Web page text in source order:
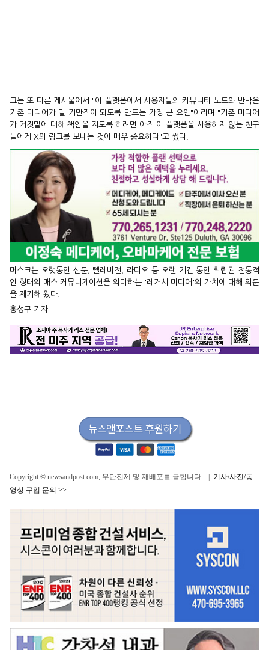
그는 또 다른 게시물에서 "이 플랫폼에서 사용자들의 커뮤니티 노트와 반박은
기존 미디어가 덜 기만적이 되도록 만드는 가장 큰 요인"이라며 "기존 미디어
가 거짓말에 대해 책임을 지도록 하려면 아직 이 플랫폼을 사용하지 않는 친구
들에게 X의 링크를 보내는 것이 매우 중요하다"고 썼다.
머스크는 오랫동안 신문, 텔레비전, 라디오 등 오랜 기간 동안 확립된 전통적
인 형태의 매스 커뮤니케이션을 의미하는 '레거시 미디어'의 가치에 대해 의문
을 제기해 왔다.
홍성구 기자
Copyright © newsandpost.com, 무단전제 및 재배포를 금합니다. | 기사/사진/동
영상 구입 문의 >>